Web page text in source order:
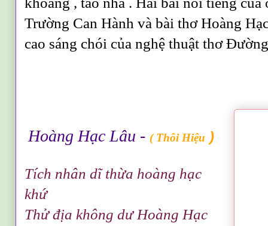
Trường Can Hành và bài thơ Hoàng
cao sáng chói của nghệ thuật thơ
Hoàng Hạc Lâu - ( Thôi Hiệu )
Tích nhân dĩ thừa hoàng hạc
khứ
Thử địa không dư Hoàng Hạc